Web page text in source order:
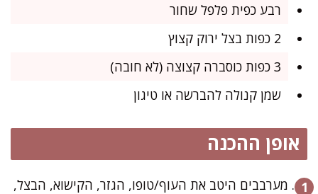
רבע כפית פלפל שחור
2 כפות בצל ירוק קצוץ
3 כפות כוסברה קצוצה (לא חובה)
שמן קנולה להברשה או טיגון
אופן ההכנה
מערבבים היטב את העוף/טופו, הגזר, הקישוא, הבצל,